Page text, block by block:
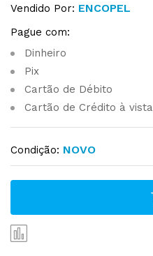
Vendido Por: ENCOPEL
Pague com:
Dinheiro
Pix
Cartão de Débito
Cartão de Crédito à vista
Condição: NOVO